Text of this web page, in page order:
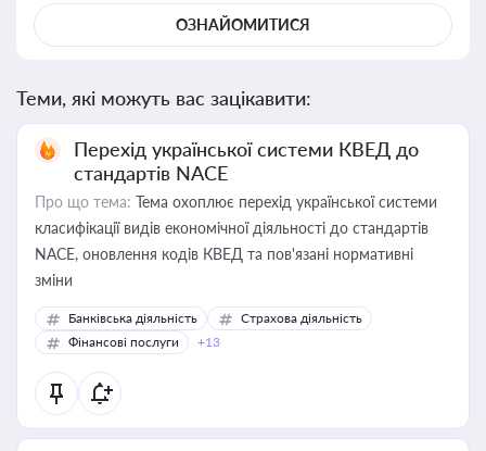
ОЗНАЙОМИТИСЯ
Теми, які можуть вас зацікавити:
Перехід української системи КВЕД до
стандартів NACE
Про що тема: Тема охоплює перехід української системи
класифікації видів економічної діяльності до стандартів
NACE, оновлення кодів КВЕД та пов'язані нормативні
зміни
Банківська діяльність
Страхова діяльність
Фінансові послуги
+13